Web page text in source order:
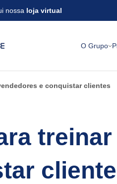
nossa loja virtual
O Grupo
e conquistar clientes